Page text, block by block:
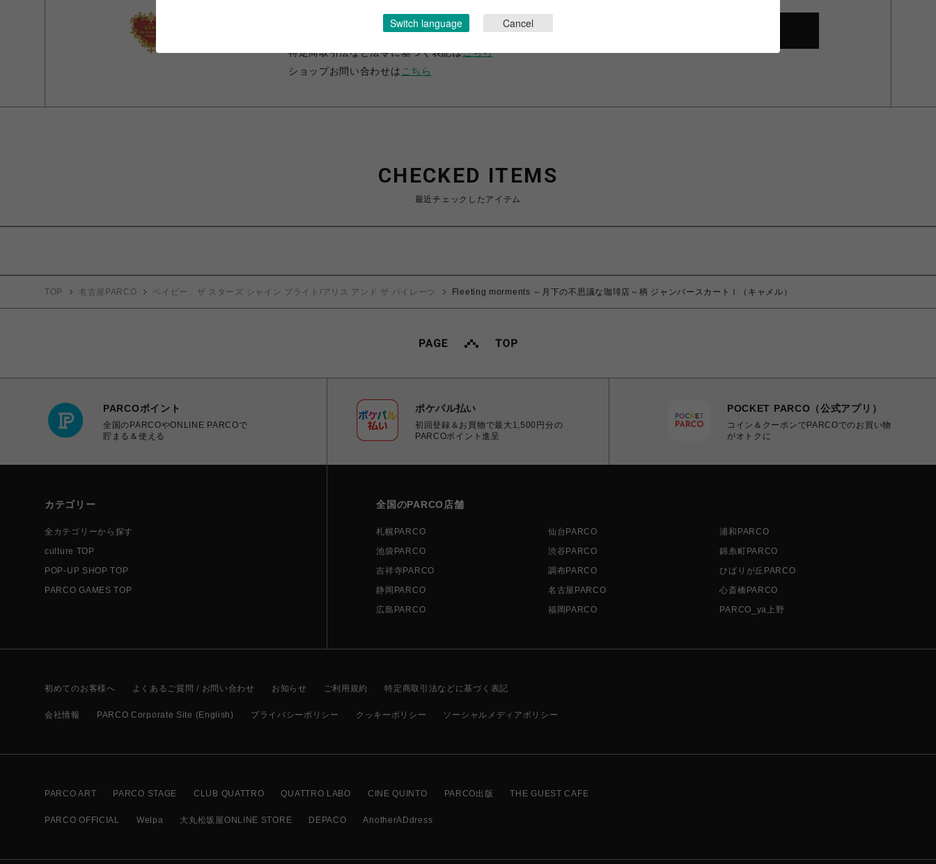
名古屋PARCO
特定商取引法など法令に基づく表記はこちら
ショップお問い合わせは こちら
CHECKED ITEMS
最近チェックしたアイテム
TOP 名古屋PARCO ベイビー、ザ スターズ シャイン ブライト/アリス アンド ザ パイレーツ Fleeting morments ～月下の不思議な珈琲店～柄 ジャンパースカートⅠ（キャメル）
PARCOポイント
全国のPARCOやONLINE PARCOで
貯まる＆使える
ポケパル払い
初回登録＆お買物で最大1,500円分の
PARCOポイント進呈
POCKET PARCO（公式アプリ）
コイン＆クーポンでPARCOでのお買い物
がオトクに
カテゴリー
全カテゴリーから探す
culture TOP
POP-UP SHOP TOP
PARCO GAMES TOP
全国のPARCO店舗
札幌PARCO 仙台PARCO
浦和PARCO
池袋PARCO
渋谷PARCO
錦糸町PARCO
吉祥寺PARCO
調布PARCO
ひばりが丘PARCO
静岡PARCO
名古屋PARCO
心斎橋PARCO
広島PARCO
福岡PARCO PARCO_ya上野
初めてのお客様へ よくあるご質問 / お問い合わせ お知らせ ご利用規約 特定商取引法などに基づく表記
会社情報 PARCO Corporate Site (English) プライバシーポリシー クッキーポリシー ソーシャルメディアポリシー
PARCO ART PARCO STAGE CLUB QUATTRO QUATTRO LABO CINE QUINTO PARCO出版 THE GUEST CAFE
PARCO OFFICIAL Welpa 大丸松坂屋ONLINE STORE DEPACO AnotherADdress
Switch language Cancel